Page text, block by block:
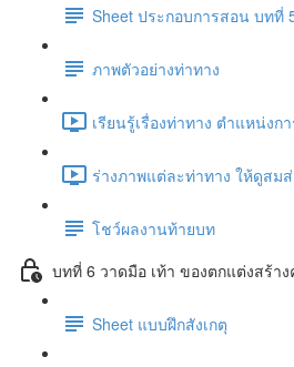
Sheet ประกอบการสอน บทที่
ภาพตัวอย่างท่าทาง
เรียนรู้เรื่องท่าทาง ตำแหน่งก
ร่างภาพแต่ละท่าทาง ให้ดูสม
โชว์ผลงานท้ายบท
บทที่ 6 วาดมือ เท้า ของตกแต่งสร้า
Sheet แบบฝึกสังเกตุ